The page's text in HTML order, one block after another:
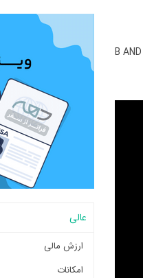
B
عالی
ارزش مالی
امکانات